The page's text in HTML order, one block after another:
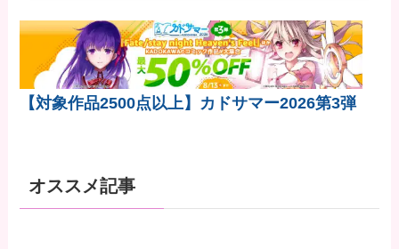
【対象作品2500点以上】カドサマー2026第3弾
オススメ記事